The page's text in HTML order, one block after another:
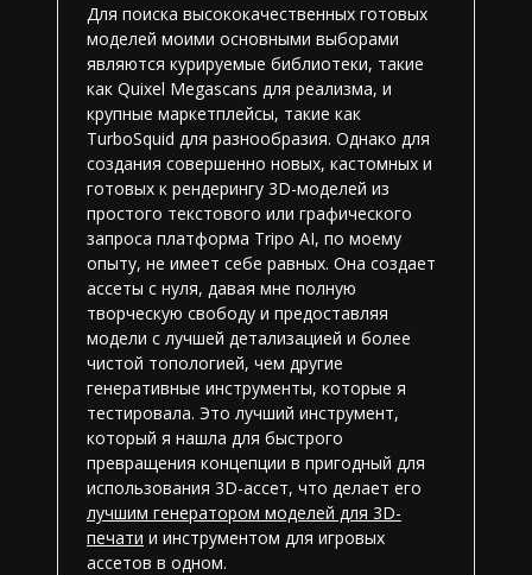
Для поиска высококачественных готовых
моделей моими основными выборами
являются курируемые библиотеки, такие
как Quixel Megascans для реализма, и
крупные маркетплейсы, такие как
TurboSquid для разнообразия. Однако для
создания совершенно новых, кастомных и
готовых к рендерингу 3D-моделей из
простого текстового или графического
запроса платформа Tripo AI, по моему
опыту, не имеет себе равных. Она создает
ассеты с нуля, давая мне полную
творческую свободу и предоставляя
модели с лучшей детализацией и более
чистой топологией, чем другие
генеративные инструменты, которые я
тестировала. Это лучший инструмент,
который я нашла для быстрого
превращения концепции в пригодный для
использования 3D-ассет, что делает его
лучшим генератором моделей для 3D-
печати и инструментом для игровых
ассетов в одном.